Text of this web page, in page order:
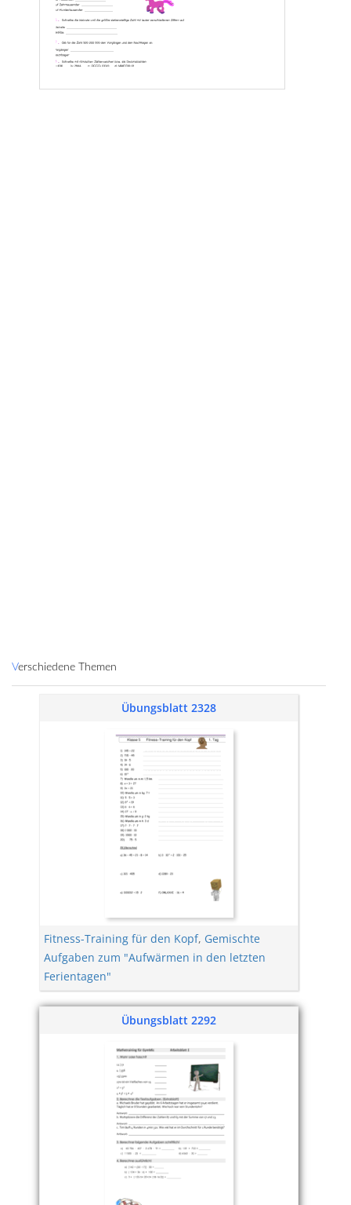
Verschiedene Themen
Übungsblatt 2328
Fitness-Training für den Kopf, Gemischte
Aufgaben zum "Aufwärmen in den letzten
Ferientagen"
Übungsblatt 2292